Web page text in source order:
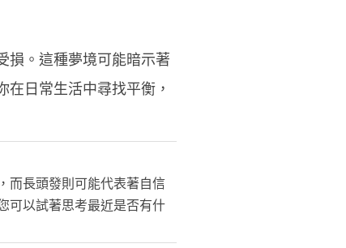
損。這種夢境可能暗示著
日常生活中尋找平衡，
而長頭發則可能代表著自信
可以試著思考最近是否有什